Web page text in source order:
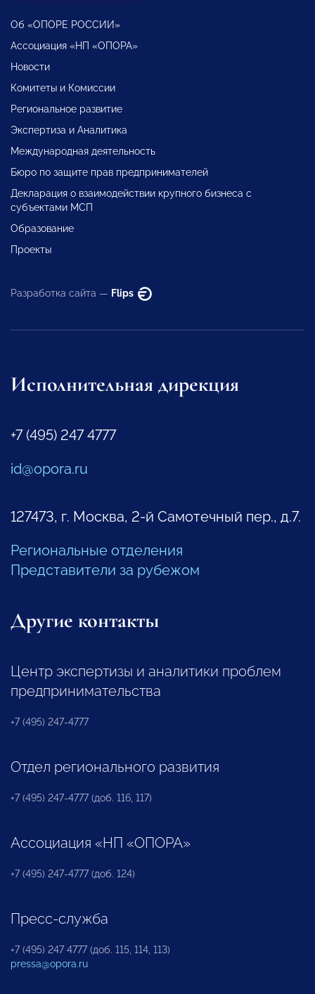
Об «ОПОРЕ РОССИИ»
Ассоциация «НП «ОПОРА»
Новости
Комитеты и Комиссии
Региональное развитие
Экспертиза и Аналитика
Международная деятельность
Бюро по защите прав предпринимателей
Декларация о взаимодействии крупного бизнеса с
субъектами МСП
Образование
Проекты
Разработка сайта — Flips
Исполнительная дирекция
+7 (495) 247 4777
id@opora.ru
127473, г. Москва, 2-й Самотечный пер., д.7.
Региональные отделения
Представители за рубежом
Другие контакты
Центр экспертизы и аналитики проблем
предпринимательства
+7 (495) 247-4777
Отдел регионального развития
+7 (495) 247-4777 (доб. 116, 117)
Ассоциация «НП «ОПОРА»
+7 (495) 247-4777 (доб. 124)
Пресс-служба
+7 (495) 247 4777 (доб. 115, 114, 113)
pressa@opora.ru